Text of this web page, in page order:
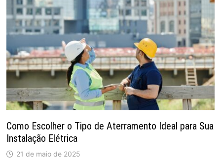
Como Escolher o Tipo de Aterramento Ideal para Sua
Instalação Elétrica
21 de maio de 2025